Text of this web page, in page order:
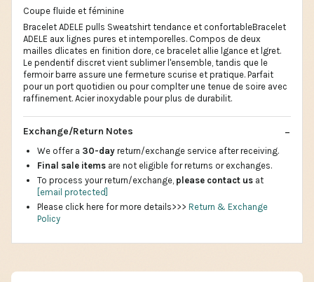
Coupe fluide et féminine
Bracelet ADELE pulls Sweatshirt tendance et confortableBracelet
ADELE aux lignes pures et intemporelles. Compos de deux
mailles dlicates en finition dore, ce bracelet allie lgance et lgret.
Le pendentif discret vient sublimer l'ensemble, tandis que le
fermoir barre assure une fermeture scurise et pratique. Parfait
pour un port quotidien ou pour complter une tenue de soire avec
raffinement. Acier inoxydable pour plus de durabilit.
Exchange/Return Notes
We offer a 30-day return/exchange service after receiving.
Final sale items are not eligible for returns or exchanges.
To process your return/exchange, please contact us at
[email protected]
Please click here for more details>>> Return & Exchange
Policy